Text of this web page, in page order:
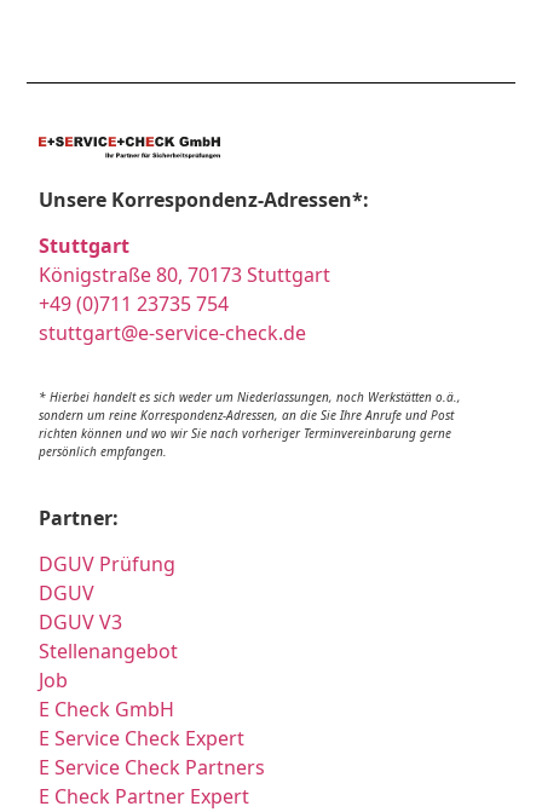
Unsere Korrespondenz-Adressen*:
Stuttgart
Königstraße 80, 70173 Stuttgart
+49 (0)711 23735 754
stuttgart@e-service-check.de
* Hierbei handelt es sich weder um Niederlassungen, noch Werkstätten o.ä.,
sondern um reine Korrespondenz-Adressen, an die Sie Ihre Anrufe und Post
richten können und wo wir Sie nach vorheriger Terminvereinbarung gerne
persönlich empfangen.
Partner:
DGUV Prüfung
DGUV
DGUV V3
Stellenangebot
Job
E Check GmbH
E Service Check Expert
E Service Check Partners
E Check Partner Expert